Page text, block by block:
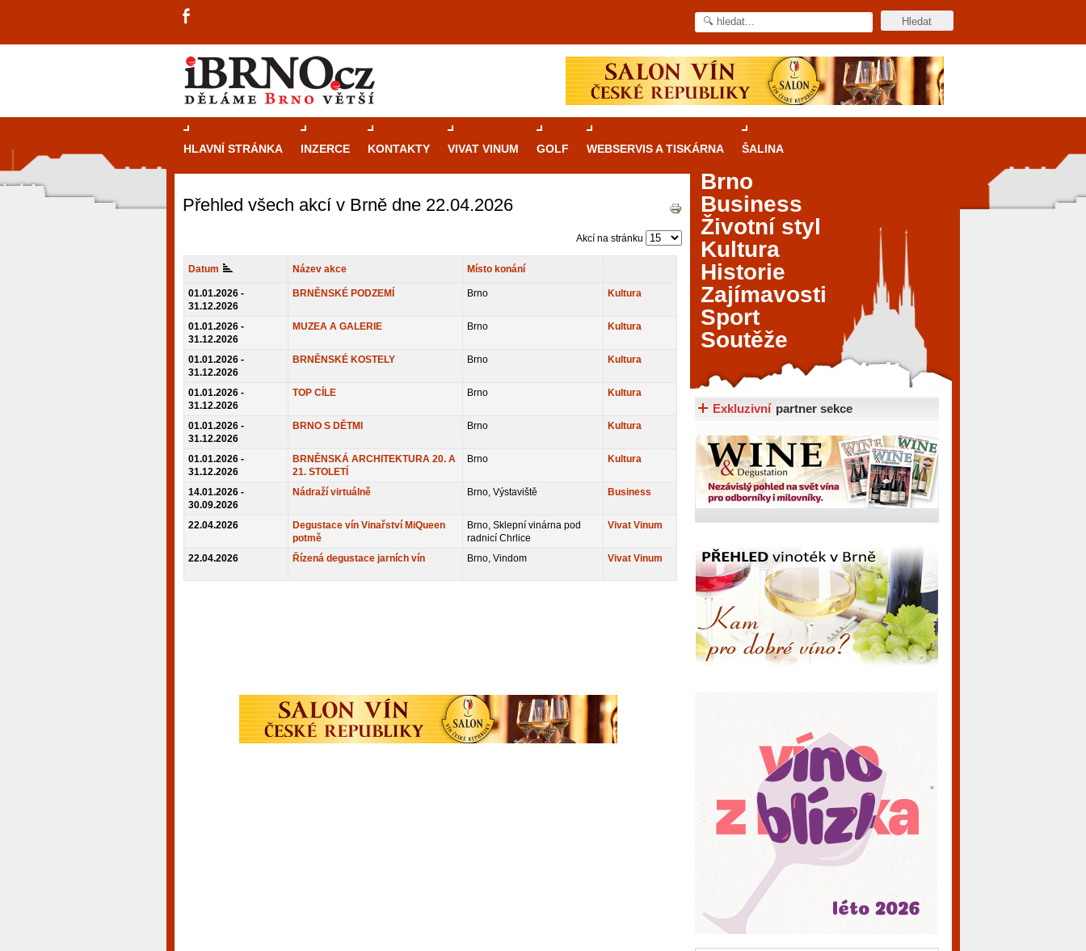
HLAVNÍ STRÁNKA INZERCE KONTAKTY VIVAT VINUM GOLF WEBSERVIS A TISKÁRNA ŠALINA
Přehled všech akcí v Brně dne 22.04.2026
Akcí na stránku
Datum Název akce Místo konání
01.01.2026 -
31.12.2026
BRNĚNSKÉ PODZEMÍ Brno Kultura
01.01.2026 -
31.12.2026
MUZEA A GALERIE Brno Kultura
01.01.2026 -
31.12.2026
BRNĚNSKÉ KOSTELY Brno Kultura
01.01.2026 -
31.12.2026
TOP CÍLE Brno Kultura
01.01.2026 -
31.12.2026
BRNO S DĚTMI Brno Kultura
01.01.2026 -
31.12.2026
BRNĚNSKÁ ARCHITEKTURA 20. A
21. STOLETÍ
Brno Kultura
14.01.2026 -
30.09.2026
Nádraží virtuálně Brno, Výstaviště Business
22.04.2026
Degustace vín Vinařství MiQueen
potmě
Brno, Sklepní vinárna pod
radnicí Chrlice
Vivat Vinum
22.04.2026 Řízená degustace jarních vín Brno, Vindom Vivat Vinum
Průvodcekasinovými hrami v Brně: Od
restaurace, divadla a univerzity. Mimo jiné je ale také
místem, kde si můžete legálně a bezpečně vyzkoušet
metropoli naleznete širokou nabídku her od klasické
návštěvníky, tak pro příležitostné hráče. V...
Brno
Business
Životní styl
Kultura
Historie
Zajímavosti
Sport
Soutěže
Exkluzivní partner sekce